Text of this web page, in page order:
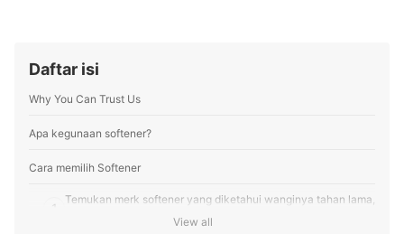
mybest membuat keputusan sesuai dengan kebutuhan
Profil Gabriella Amadeo
Daftar isi
Why You Can Trust Us
Apa kegunaan softener?
Cara memilih Softener
1
Temukan merk softener yang diketahui wanginya tahan lama,
seperti Downy, SoKlin, dan Molto
View all